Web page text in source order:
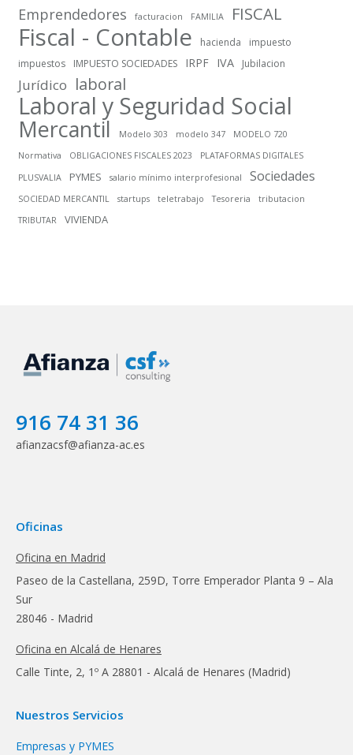
Emprendedores facturacion FAMILIA FISCAL
Fiscal - Contable hacienda
impuesto
impuestos
IMPUESTO SOCIEDADES IRPF IVA Jubilacion
Jurídico laboral
Laboral y Seguridad Social
Mercantil Modelo 303 modelo 347
MODELO 720
Normativa
OBLIGACIONES FISCALES 2023
PLATAFORMAS DIGITALES
PLUSVALIA
PYMES salario mínimo interprofesional Sociedades
SOCIEDAD MERCANTIL startups teletrabajo Tesoreria
tributacion
TRIBUTAR
VIVIENDA
916 74 31 36
afianzacsf@afianza-ac.es
Oficinas
Oficina en Madrid
Paseo de la Castellana, 259D, Torre Emperador Planta 9 – Ala
Sur
28046 - Madrid
Oficina en Alcalá de Henares
Calle Tinte, 2, 1º A 28801 - Alcalá de Henares (Madrid)
Nuestros Servicios
Empresas y PYMES